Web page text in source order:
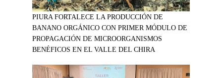
PIURA FORTALECE LA PRODUCCIÓN DE
BANANO ORGÁNICO CON PRIMER MÓDULO DE
PROPAGACIÓN DE MICROORGANISMOS
BENÉFICOS EN EL VALLE DEL CHIRA